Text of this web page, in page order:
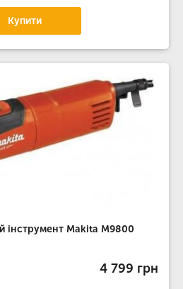
Купити
інструмент Makita M9800
4 799 грн